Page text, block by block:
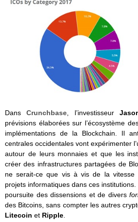
DansCrunchbase , l’investisseur
prévisions élaborées sur l’écosystème
implémentations de la Blockchain. Il
centrales occidentales vont expérimenter
autour de leurs monnaies et que les
créer des infrastructures partagées de
ne serait-ce que vis à vis de la
projets informatiques dans ces
poursuite des dissensions et de divers
des Bitcoins, sans compter les autres
Litecoin et Ripple